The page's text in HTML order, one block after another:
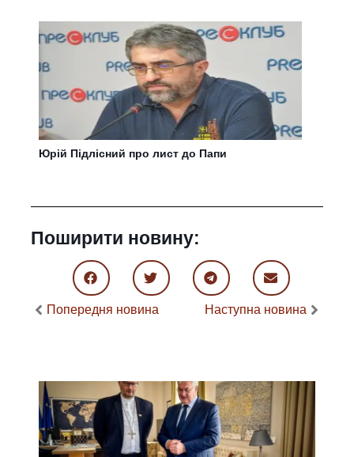
Юрій Підлісний про лист до Папи
Поширити новину:
Попередня новина Наступна новина